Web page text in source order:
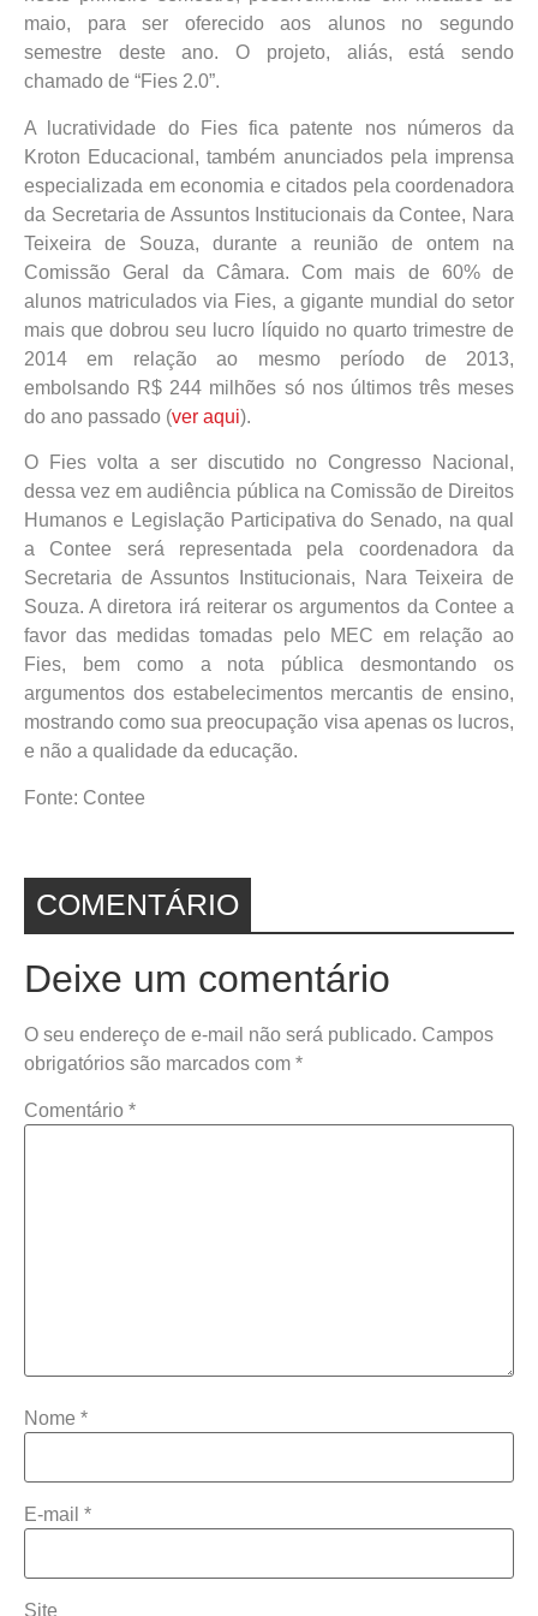
maio, para ser oferecido aos alunos no segundo
semestre deste ano. O projeto, aliás, está sendo
chamado de “Fies 2.0”.
A lucratividade do Fies fica patente nos números da
Kroton Educacional, também anunciados pela imprensa
especializada em economia e citados pela coordenadora
da Secretaria de Assuntos Institucionais da Contee, Nara
Teixeira de Souza, durante a reunião de ontem na
Comissão Geral da Câmara. Com mais de 60% de
alunos matriculados via Fies, a gigante mundial do setor
mais que dobrou seu lucro líquido no quarto trimestre de
2014 em relação ao mesmo período de 2013,
embolsando R$ 244 milhões só nos últimos três meses
do ano passado (ver aqui).
O Fies volta a ser discutido no Congresso Nacional,
dessa vez em audiência pública na Comissão de Direitos
Humanos e Legislação Participativa do Senado, na qual
a Contee será representada pela coordenadora da
Secretaria de Assuntos Institucionais, Nara Teixeira de
Souza. A diretora irá reiterar os argumentos da Contee a
favor das medidas tomadas pelo MEC em relação ao
Fies, bem como a nota pública desmontando os
argumentos dos estabelecimentos mercantis de ensino,
mostrando como sua preocupação visa apenas os lucros,
e não a qualidade da educação.
Fonte: Contee
COMENTÁRIO
Deixe um comentário
O seu endereço de e-mail não será publicado. Campos
obrigatórios são marcados com *
Comentário *
Nome *
E-mail *
Site